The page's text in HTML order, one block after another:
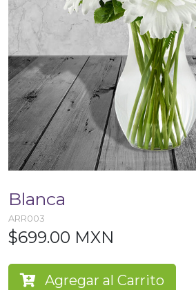
Blanca
ARR003
$699.00 MXN
Agregar al Carrito